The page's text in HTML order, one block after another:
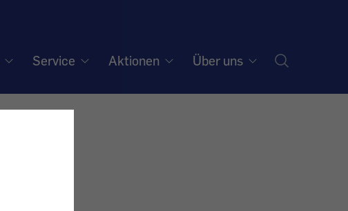
Service Aktionen Über uns